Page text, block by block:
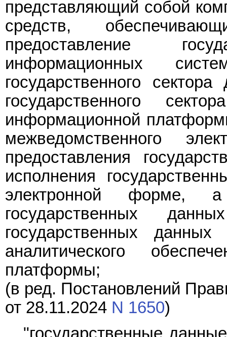
представляющий собой
средств,
предоставление
информационных
государственного
государственного
информационной
межведомственного
предоставления
исполнения
электронной форме,
государственных
государственных
аналитического
платформы;
(в ред. Постановлений
от 28.11.2024 N 1650)
"государственные